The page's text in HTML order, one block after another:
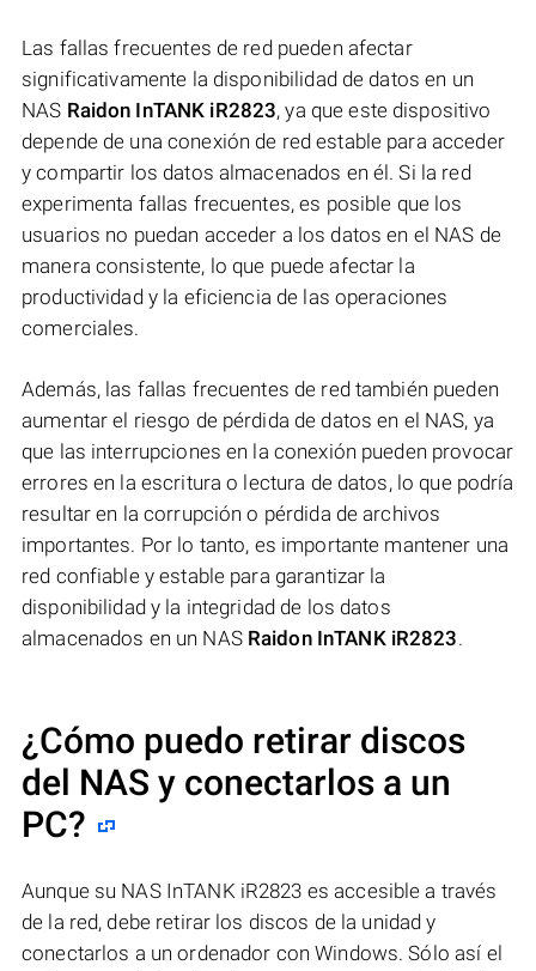
Las fallas frecuentes de red pueden afectar
significativamente la disponibilidad de datos en un
NAS Raidon InTANK iR2823, ya que este dispositivo
depende de una conexión de red estable para acceder
y compartir los datos almacenados en él. Si la red
experimenta fallas frecuentes, es posible que los
usuarios no puedan acceder a los datos en el NAS de
manera consistente, lo que puede afectar la
productividad y la eficiencia de las operaciones
comerciales.
Además, las fallas frecuentes de red también pueden
aumentar el riesgo de pérdida de datos en el NAS, ya
que las interrupciones en la conexión pueden provocar
errores en la escritura o lectura de datos, lo que podría
resultar en la corrupción o pérdida de archivos
importantes. Por lo tanto, es importante mantener una
red confiable y estable para garantizar la
disponibilidad y la integridad de los datos
almacenados en un NAS Raidon InTANK iR2823.
¿Cómo puedo retirar discos
del NAS y conectarlos a un
PC?
Aunque su NAS InTANK iR2823 es accesible a través
de la red, debe retirar los discos de la unidad y
conectarlos a un ordenador con Windows. Sólo así el